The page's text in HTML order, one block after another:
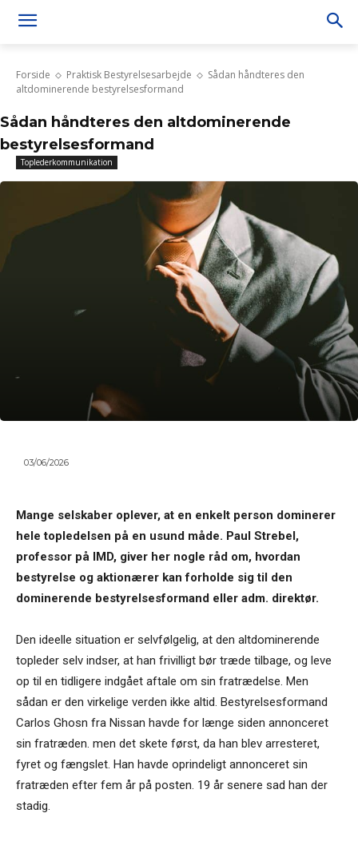
Forside Praktisk Bestyrelsesarbejde
Sådan håndteres den
altdominerende bestyrelsesformand
Sådan håndteres den altdominerende
bestyrelsesformand
Toplederkommunikation
03/06/2026
Mange selskaber oplever, at en enkelt person dominerer
hele topledelsen på en usund måde. Paul Strebel,
professor på IMD, giver her nogle råd om, hvordan
bestyrelse og aktionærer kan forholde sig til den
dominerende bestyrelsesformand eller adm. direktør.
Den ideelle situation er selvfølgelig, at den altdominerende
topleder selv indser, at han frivilligt bør træde tilbage, og leve
op til en tidligere indgået aftale om sin fratrædelse. Men
sådan er den virkelige verden ikke altid. Bestyrelsesformand
Carlos Ghosn fra Nissan havde for længe siden annonceret
sin fratræden. men det skete først, da han blev arresteret,
fyret og fængslet. Han havde oprindeligt annonceret sin
fratræden efter fem år på posten. 19 år senere sad han der
stadig.